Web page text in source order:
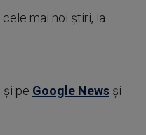
cele mai noi știri, la
şi pe Google News şi